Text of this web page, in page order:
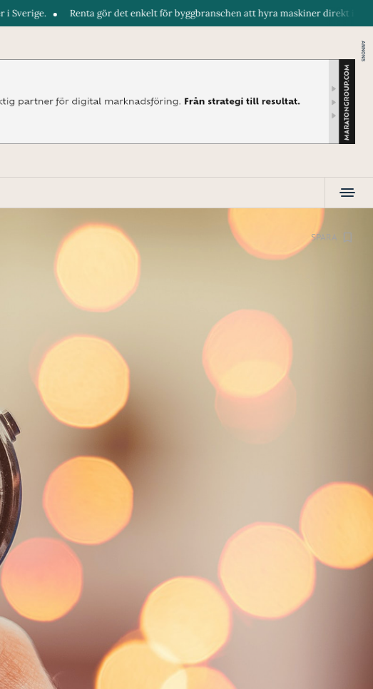
Renta gör det enkelt för byggbranschen att hyra maskiner direkt i telefonen. En hel
ANNONS
SPARA